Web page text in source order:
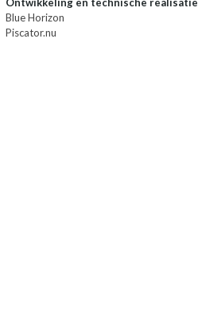
Blue Horizon
Piscator.nu